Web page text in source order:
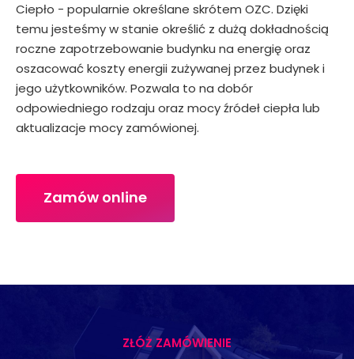
Ciepło - popularnie określane skrótem OZC. Dzięki
temu jesteśmy w stanie określić z dużą dokładnością
roczne zapotrzebowanie budynku na energię oraz
oszacować koszty energii zużywanej przez budynek i
jego użytkowników. Pozwala to na dobór
odpowiedniego rodzaju oraz mocy źródeł ciepła lub
aktualizacje mocy zamówionej.
Zamów online
ZŁÓŻ ZAMÓWIENIE